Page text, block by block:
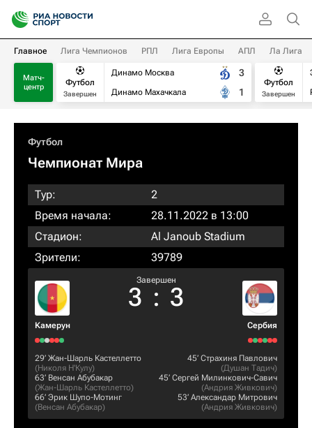
Главное Лига Чемпионов РПЛ Лига Европы АПЛ Ла Лига
Матч-
центр
Футбол
Завершен
Динамо Москва
Динамо Махачкала
3
1
Футбол
Завершен
Футбол
Чемпионат Мира
Тур:
2
Время начала:
28.11.2022 в 13:00
Стадион:
Al Janoub Stadium
Зрители:
39789
Камерун
Завершен
3 : 3
Сербия
29‎’‎ Жан-Шарль Кастеллетто
(Николя Н'Кулу)
63‎’‎ Венсан Абубакар
(Жан-Шарль Кастеллетто)
66‎’‎ Эрик Шупо-Мотинг
(Венсан Абубакар)
45‎’‎ Страхиня Павлович
(Душан Тадич)
45‎’‎ Сергей Милинкович-Савич
(Андрия Живкович)
53‎’‎ Александар Митрович
(Андрия Живкович)